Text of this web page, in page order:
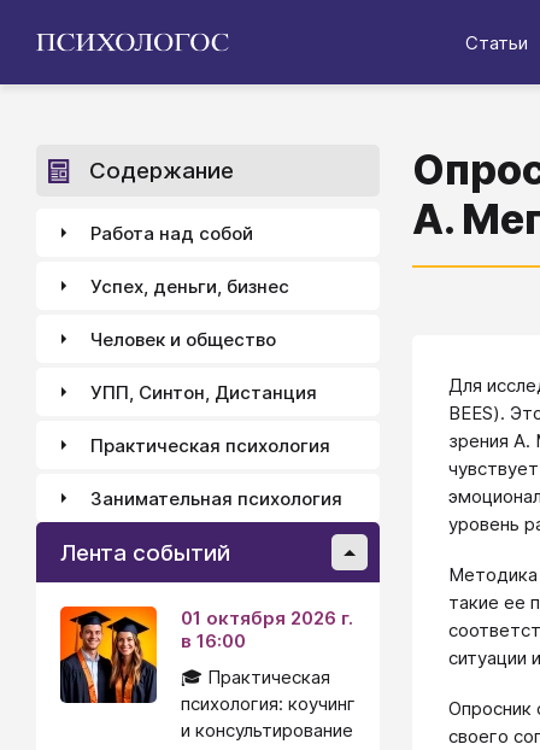
Статьи
А.
Для
BEES).
зрения А.
уровень
Методика
такие ее
ситуации
Опросник
своего
Содержание
Работа над собой
Успех, деньги, бизнес
Человек и общество
УПП, Синтон, Дистанция
Практическая психология
Занимательная психология
Лента событий
01 октября 2026 г.
в 16:00
🎓 Практическая
психология: коучинг
и консультирование